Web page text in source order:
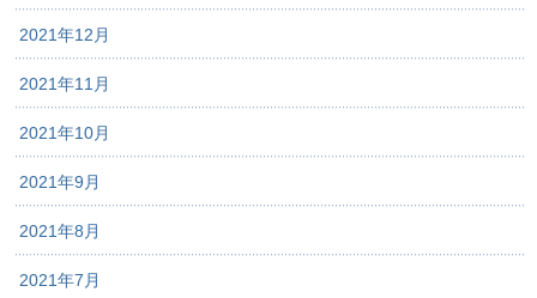
2021年12月
2021年11月
2021年10月
2021年9月
2021年8月
2021年7月